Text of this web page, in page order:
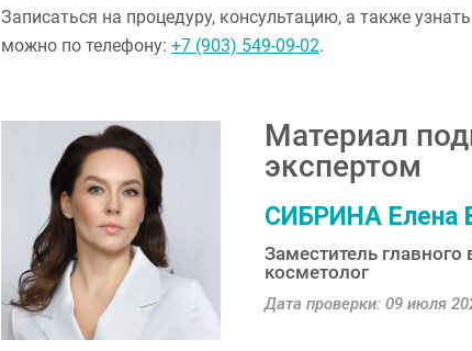
Записаться на процедуру, консультацию, а также
можно по телефону: +7 (903) 549-09-02.
Материал
экспертом
СИБРИНА Елена
Заместитель главного
косметолог
Дата проверки: 09 июля